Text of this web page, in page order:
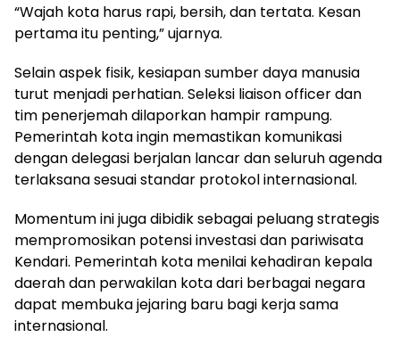
“Wajah kota harus rapi, bersih, dan tertata. Kesan
pertama itu penting,” ujarnya.
Selain aspek fisik, kesiapan sumber daya manusia
turut menjadi perhatian. Seleksi liaison officer dan
tim penerjemah dilaporkan hampir rampung.
Pemerintah kota ingin memastikan komunikasi
dengan delegasi berjalan lancar dan seluruh agenda
terlaksana sesuai standar protokol internasional.
Momentum ini juga dibidik sebagai peluang strategis
mempromosikan potensi investasi dan pariwisata
Kendari. Pemerintah kota menilai kehadiran kepala
daerah dan perwakilan kota dari berbagai negara
dapat membuka jejaring baru bagi kerja sama
internasional.